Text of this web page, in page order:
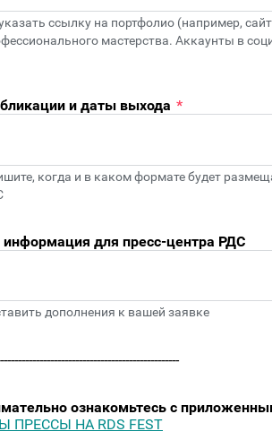
ссылку на портфолио (например,
мастерства. Аккаунты в
и даты выхода *
когда и в каком формате будет
для пресс-центра РДС
дополнения к вашей заявке
ознакомьтесь с
ПРЕССЫ НА RDS FEST